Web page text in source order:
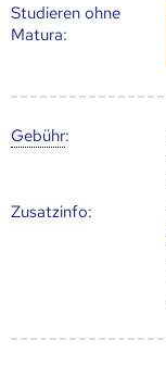
Studieren ohne
Matura:
Gebühr:
Zusatz­info: